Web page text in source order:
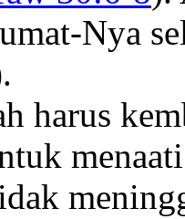
Nya
harus